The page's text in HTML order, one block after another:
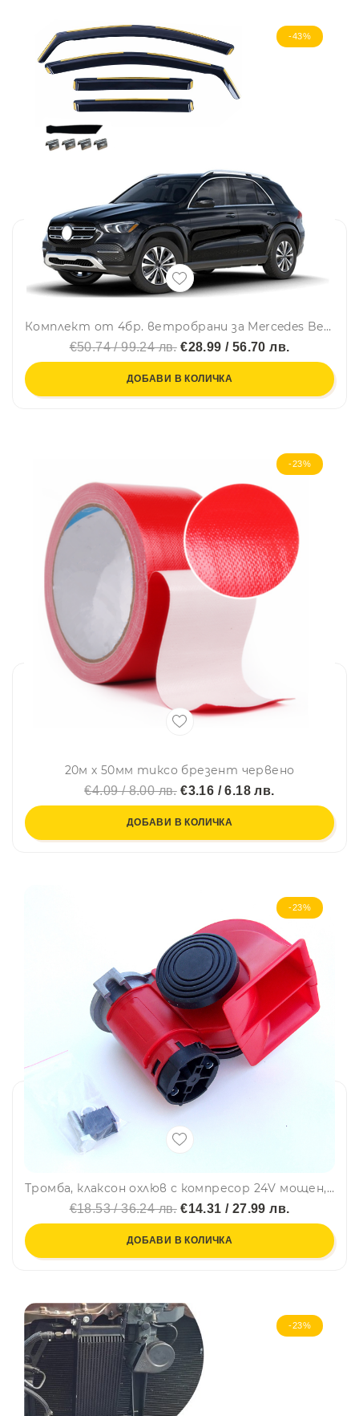
-43%
Комплект от 4бр. ветробрани за Mercedes Benz GLE V167 2020 - 2023
€50.74 / 99.24 лв.€28.99 / 56.70 лв.
ДОБАВИ В КОЛИЧКА
-23%
20м х 50мм тиксо брезент червено
€4.09 / 8.00 лв.€3.16 / 6.18 лв.
ДОБАВИ В КОЛИЧКА
-23%
Тромба, клаксон охлюв с компресор 24V мощен, кола, бус, камион
€18.53 / 36.24 лв.€14.31 / 27.99 лв.
ДОБАВИ В КОЛИЧКА
-23%